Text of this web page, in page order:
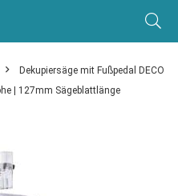
Dekupiersäge mit Fußpedal DECO
| 127mm Sägeblattlänge